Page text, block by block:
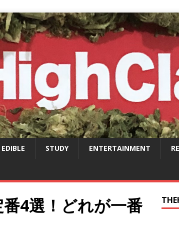
EDIBLE STUDY ENTERTAINMENT
4選！どれが一番